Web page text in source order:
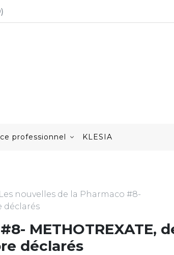
professionnel KLESIA
Les nouvelles de la Pharmaco #8-
déclarés
METHOTREXATE,
déclarés